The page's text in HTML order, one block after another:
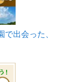
出会った、